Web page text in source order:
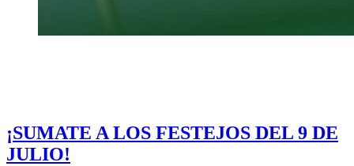
¡SUMATE A LOS FESTEJOS DEL 9 DE
JULIO!